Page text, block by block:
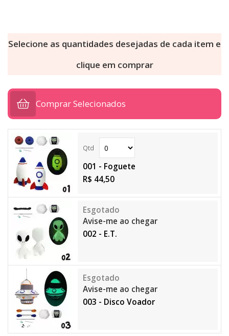
Selecione as quantidades desejadas de cada item e
clique em comprar
Comprar Selecionados
001 - Foguete
R$ 44,50
Avise-me ao chegar
002 - E.T.
Avise-me ao chegar
003 - Disco Voador